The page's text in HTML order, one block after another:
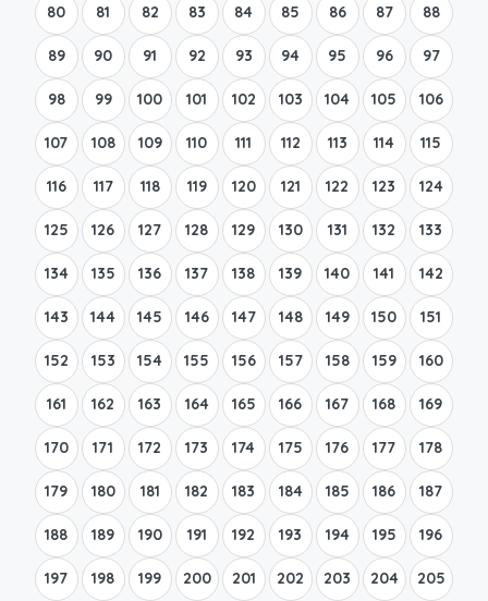
80 81 82 83 84 85 86 87 88
89 90 91 92 93 94 95 96 97
98 99 100 101 102 103 104 105 106
107 108 109 110 111 112 113 114 115
116 117 118 119 120 121 122 123 124
125 126 127 128 129 130 131 132 133
134 135 136 137 138 139 140 141 142
143 144 145 146 147 148 149 150 151
152 153 154 155 156 157 158 159 160
161 162 163 164 165 166 167 168 169
170 171 172 173 174 175 176 177 178
179 180 181 182 183 184 185 186 187
188 189 190 191 192 193 194 195 196
197 198 199 200 201 202 203 204 205